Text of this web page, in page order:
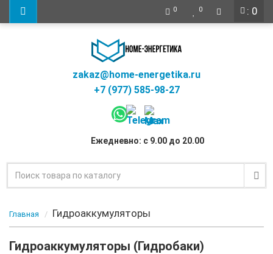
: 0
0 0
zakaz@home-energetika.ru
+7 (977) 585-98-27
Ежедневно: с 9.00 до 20.00
Главная Гидроаккумуляторы
Гидроаккумуляторы (Гидробаки)